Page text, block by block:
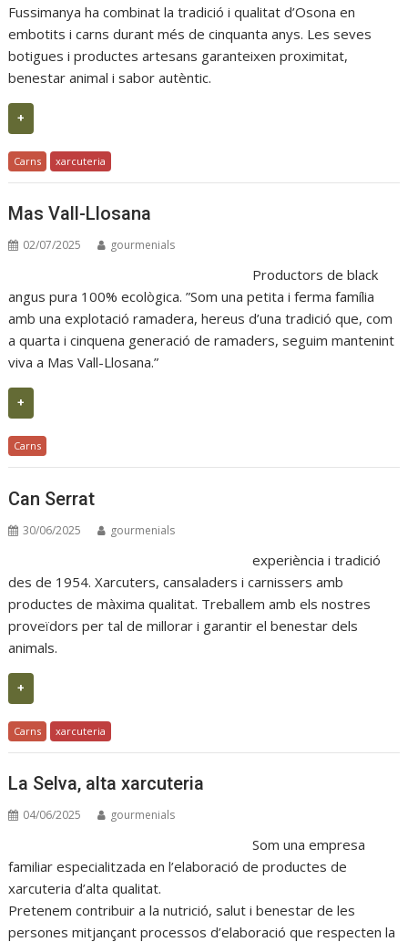
Fussimanya ha combinat la tradició i qualitat d’Osona en
embotits i carns durant més de cinquanta anys. Les seves
botigues i productes artesans garanteixen proximitat,
benestar animal i sabor autèntic.
+
Carns xarcuteria
Mas Vall-Llosana
02/07/2025 gourmenials
Productors de black
angus pura 100% ecològica. ”Som una petita i ferma família
amb una explotació ramadera, hereus d’una tradició que, com
a quarta i cinquena generació de ramaders, seguim mantenint
viva a Mas Vall-Llosana.”
+
Carns
Can Serrat
30/06/2025 gourmenials
experiència i tradició
des de 1954. Xarcuters, cansaladers i carnissers amb
productes de màxima qualitat. Treballem amb els nostres
proveïdors per tal de millorar i garantir el benestar dels
animals.
+
Carns xarcuteria
La Selva, alta xarcuteria
04/06/2025 gourmenials
Som una empresa
familiar especialitzada en l’elaboració de productes de
xarcuteria d’alta qualitat.
Pretenem contribuir a la nutrició, salut i benestar de les
persones mitjançant processos d’elaboració que respecten la